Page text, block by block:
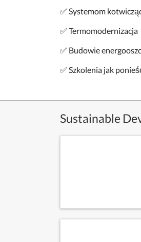
✅ Systemom
✅ Termomodernizacja
✅ Budowie
✅ Szkolenia jak
Sustainable